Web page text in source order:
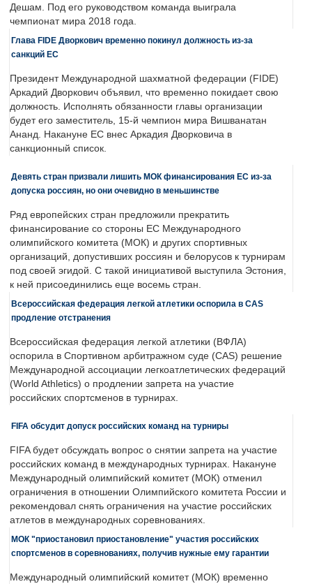
Дешам. Под его руководством команда выиграла
чемпионат мира 2018 года.
Глава FIDE Дворкович временно покинул должность из-за
санкций ЕС
Президент Международной шахматной федерации (FIDE)
Аркадий Дворкович объявил, что временно покидает свою
должность. Исполнять обязанности главы организации
будет его заместитель, 15-й чемпион мира Вишванатан
Ананд. Накануне ЕС внес Аркадия Дворковича в
санкционный список.
Девять стран призвали лишить МОК финансирования ЕС из-за
допуска россиян, но они очевидно в меньшинстве
Ряд европейских стран предложили прекратить
финансирование со стороны ЕС Международного
олимпийского комитета (МОК) и других спортивных
организаций, допустивших россиян и белорусов к турнирам
под своей эгидой. С такой инициативой выступила Эстония,
к ней присоединились еще восемь стран.
Всероссийская федерация легкой атлетики оспорила в CAS
продление отстранения
Всероссийская федерация легкой атлетики (ВФЛА)
оспорила в Спортивном арбитражном суде (CAS) решение
Международной ассоциации легкоатлетических федераций
(World Athletics) о продлении запрета на участие
российских спортсменов в турнирах.
FIFA обсудит допуск российских команд на турниры
FIFA будет обсуждать вопрос о снятии запрета на участие
российских команд в международных турнирах. Накануне
Международный олимпийский комитет (МОК) отменил
ограничения в отношении Олимпийского комитета России и
рекомендовал снять ограничения на участие российских
атлетов в международных соревнованиях.
МОК "приостановил приостановление" участия российских
спортсменов в соревнованиях, получив нужные ему гарантии
Международный олимпийский комитет (МОК) временно